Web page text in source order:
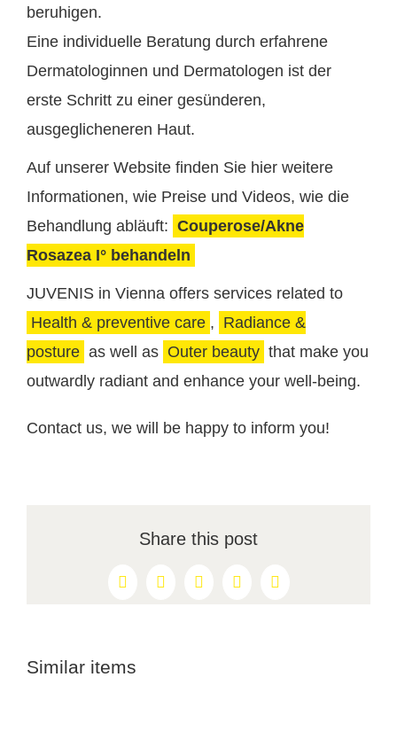
beruhigen.
Eine individuelle Beratung durch erfahrene
Dermatologinnen und Dermatologen ist der
erste Schritt zu einer gesünderen,
ausgeglicheneren Haut.
Auf unserer Website finden Sie hier weitere
Informationen, wie Preise und Videos, wie die
Behandlung abläuft: Couperose/Akne
Rosazea I° behandeln
JUVENIS in Vienna offers services related to
Health & preventive care , Radiance &
posture as well as Outer beauty that make you
outwardly radiant and enhance your well-being.
Contact us, we will be happy to inform you!
Share this post
Facebook
X RedditLinkedInPinterest
Similar items